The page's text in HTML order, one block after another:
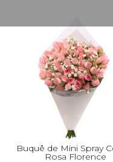
Buquê de Mini Spray
Rosa Florence